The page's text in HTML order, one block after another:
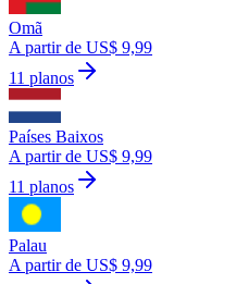
Omã
A partir de US$ 9,99
11 planos
Países Baixos
A partir de US$ 9,99
11 planos
Palau
A partir de US$ 9,99